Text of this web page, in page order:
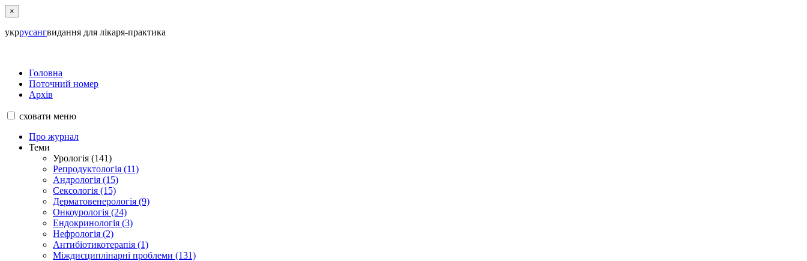
×
укррусангвидання для лікаря-практика
Головна
Поточний номер
Архів
сховати меню
Про журнал
Теми
Урологія (141)
Репродуктологія (11)
Андрологія (15)
Сексологія (15)
Дерматовенерологія (9)
Онкоурологія (24)
Ендокринологія (3)
Нефрологія (2)
Антибіотикотерапія (1)
Міждисциплінарні проблеми (131)